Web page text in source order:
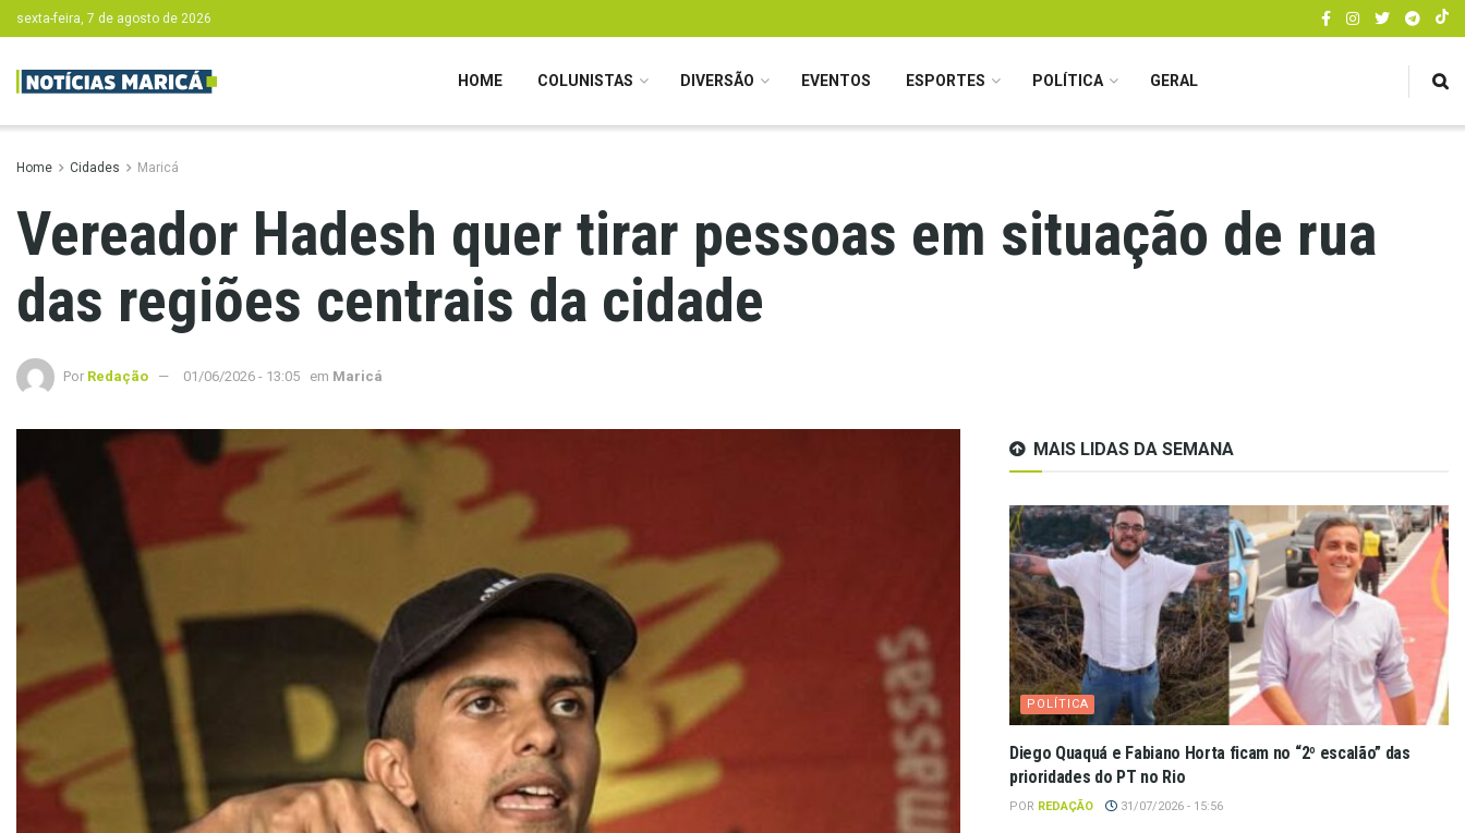
sexta-feira, 7 de agosto de 2026
HOME COLUNISTAS DIVERSÃO EVENTOS ESPORTES POLÍTICA GERAL
Home Cidades Maricá
Vereador Hadesh quer tirar pessoas em situação de rua
das regiões centrais da cidade
Por Redação 01/06/2026 - 13:05 em Maricá
MAIS LIDAS DA SEMANA
POLÍTICA
Diego Quaquá e Fabiano Horta ficam no “2º escalão” das
prioridades do PT no Rio
POR REDAÇÃO 31/07/2026 - 15:56